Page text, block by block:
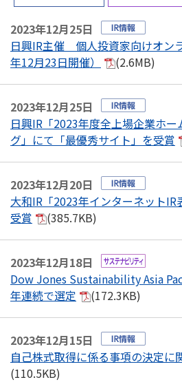
2023年12月25日
日興IR主催 個人投資家向けオン
年12月23日開催）
(2.6MB)
2023年12月25日
日興IR「2023年度全上場企業ホ
グ」にて「最優秀サイト」を受賞
2023年12月20日
大和IR「2023年インターネット
受賞
(385.7KB)
2023年12月18日
Dow Jones Sustainability Asia
年連続で選定
(172.3KB)
2023年12月15日
自己株式取得に係る事項の決定に
(110.5KB)